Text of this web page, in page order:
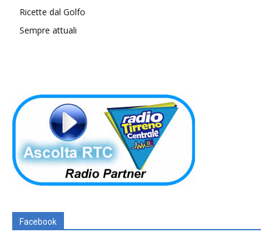
Ricette dal Golfo
Sempre attuali
Facebook